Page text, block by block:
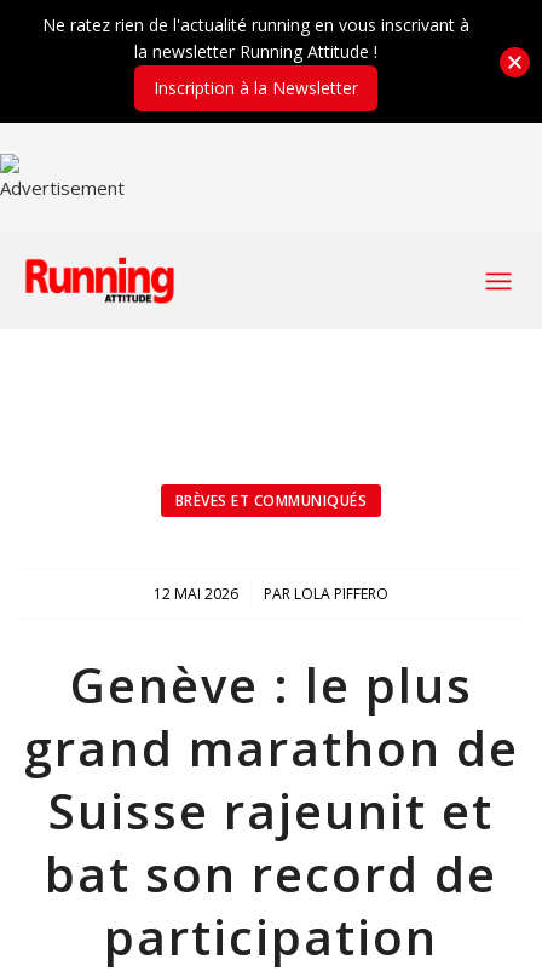
BRÈVES ET COMMUNIQUÉS
12 MAI 2026
/ PARLOLA PIFFERO
Genève : le plus
grand marathon de
Suisse rajeunit et
bat son record de
participation
Ne ratez rien de l'actualité running en vous inscrivant à
la newsletter Running Attitude !
Inscription à la Newsletter